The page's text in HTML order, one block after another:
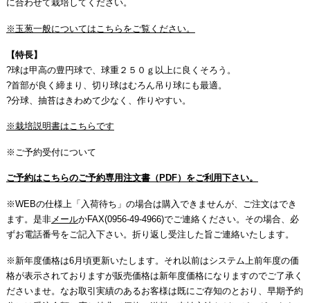
に合わせて栽培してください。
※玉葱一般についてはこちらをご覧ください。
【特長】
?球は甲高の豊円球で、球重２５０ｇ以上に良くそろう。
?首部が良く締まり、切り球はむろん吊り球にも最適。
?分球、抽苔はきわめて少なく、作りやすい。
※栽培説明書はこちらです
※ご予約受付について
ご予約はこちらのご予約専用注文書（PDF）をご利用下さい。
※WEBの仕様上「入荷待ち」の場合は購入できませんが、ご注文はでき
ます。是非メールかFAX(0956-49-4966)でご連絡ください。その場合、必
ずお電話番号をご記入下さい。折り返し受注した旨ご連絡いたします。
※新年度価格は6月頃更新いたします。それ以前はシステム上前年度の価
格が表示されておりますが販売価格は新年度価格になりますのでご了承く
ださいませ。なお取引実績のあるお客様は既にご存知のとおり、早期予約